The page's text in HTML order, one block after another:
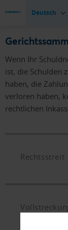
Deutsch
Wenn Ihr
ist, die Schulden
haben, die
verloren haben,
rechtlichen
Rechtsstreit